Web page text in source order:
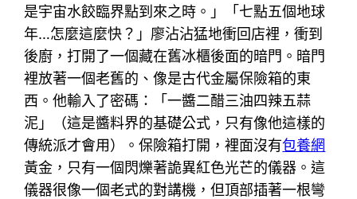
是宇宙水餃臨界點到來之時。」「七點五個地球
年…怎麼這麼快？」廖沾沾猛地衝回店裡，衝到
後廚，打開了一個藏在舊冰櫃後面的暗門。暗門
裡放著一個老舊的、像是古代金屬保險箱的東
西。他輸入了密碼：「一醬二醋三油四辣五蒜
泥」（這是醬料界的基礎公式，只有像他這樣的
傳統派才會用）。保險箱打開，裡面沒有包養網
黃金，只有一個閃爍著詭異紅色光芒的儀器。這
儀器很像一個老式的對講機，但頂部插著一根彎